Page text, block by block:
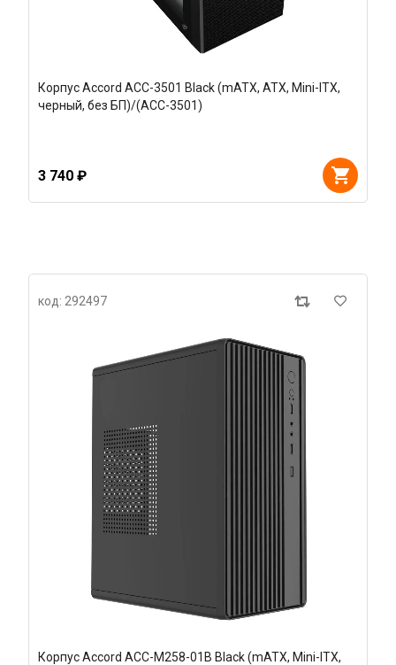
Корпус Accord ACC-3501 Black (mATX, ATX, Mini-ITX,
черный, без БП)/(ACC-3501)
3 740 ₽
код: 292497
Корпус Accord ACC-M258-01B Black (mATX, Mini-ITX,